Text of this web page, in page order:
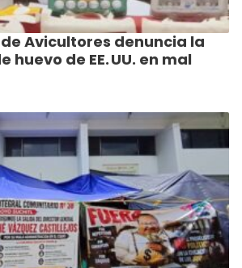
Avicultores denuncia la
de EE. UU. en mal